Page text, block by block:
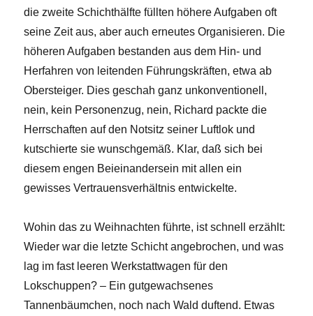
die zweite Schichthälfte füllten höhere Aufgaben oft
seine Zeit aus, aber auch erneutes Organisieren. Die
höheren Aufgaben bestanden aus dem Hin- und
Herfahren von leitenden Führungskräften, etwa ab
Obersteiger. Dies geschah ganz unkonventionell,
nein, kein Personenzug, nein, Richard packte die
Herrschaften auf den Notsitz seiner Luftlok und
kutschierte sie wunschgemäß. Klar, daß sich bei
diesem engen Beieinandersein mit allen ein
gewisses Vertrauensverhältnis entwickelte.
Wohin das zu Weihnachten führte, ist schnell erzählt:
Wieder war die letzte Schicht angebrochen, und was
lag im fast leeren Werkstattwagen für den
Lokschuppen? – Ein gutgewachsenes
Tannenbäumchen, noch nach Wald duftend. Etwas